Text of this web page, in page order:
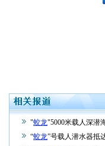
"蛟龙"5000米载人深潜
“蛟龙”号载人潜水器抵